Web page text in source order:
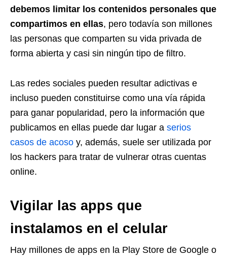
debemos limitar los contenidos personales que
compartimos en ellas, pero todavía son millones
las personas que comparten su vida privada de
forma abierta y casi sin ningún tipo de filtro.
Las redes sociales pueden resultar adictivas e
incluso pueden constituirse como una vía rápida
para ganar popularidad, pero la información que
publicamos en ellas puede dar lugar a serios
casos de acoso y, además, suele ser utilizada por
los hackers para tratar de vulnerar otras cuentas
online.
Vigilar las apps que
instalamos en el celular
Hay millones de apps en la Play Store de Google o